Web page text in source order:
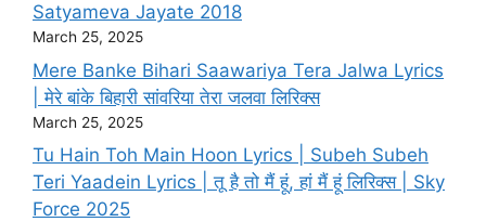
Satyameva Jayate 2018
March 25, 2025
Mere Banke Bihari Saawariya Tera Jalwa Lyrics
| मेरे बांके बिहारी सांवरिया तेरा जलवा लिरिक्स
March 25, 2025
Tu Hain Toh Main Hoon Lyrics | Subeh Subeh
Teri Yaadein Lyrics | तू है तो मैं हूं, हां मैं हूं लिरिक्स | Sky
Force 2025